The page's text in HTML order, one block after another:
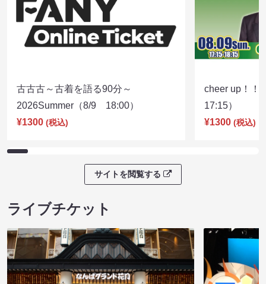
古古古～古着を語る90分～
2026Summer（8/9 18:00）
¥1300 (税込)
cheer up！
17:15）
¥1300 (税込)
サイトを閲覧する
ライブチケット